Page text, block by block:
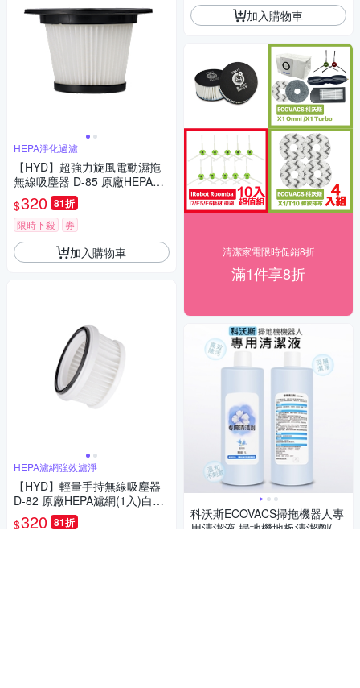
HEPA淨化過濾
【HYD】超強力旋風電動濕拖
無線吸塵器 D-85 原廠HEPA濾
網(1入)D-85-001
$320 81折
限時下殺 券
加入購物車
HEPA濾網強效濾淨
【HYD】輕量手持無線吸塵器
D-82 原廠HEPA濾網(1入)白色/
粉色/綠色D-82-001
$320 81折
加入購物車
清潔家電限時促銷8折
滿1件享8折
科沃斯ECOVACS掃拖機器人專
用清潔液 掃地機地板清潔劑(10